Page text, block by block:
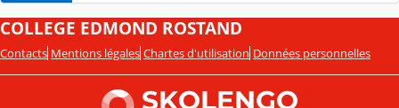
COLLEGE EDMOND ROSTAND
Contacts Mentions légales Chartes d'utilisation Données personnelles